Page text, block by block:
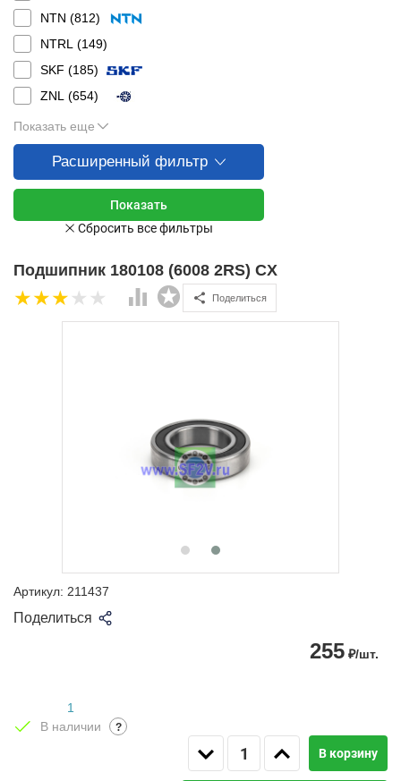
NTN (812)
NTRL (149)
SKF (185)
ZNL (654)
Показать еще
Расширенный фильтр
Подшипник 180108 (6008 2RS) CX
Поделиться
Артикул: 211437
Поделиться
255 ₽/шт.
1
В наличии
?
В корзину